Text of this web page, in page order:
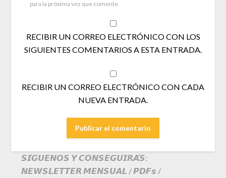
para la próxima vez que comente.
RECIBIR UN CORREO ELECTRÓNICO CON LOS
SIGUIENTES COMENTARIOS A ESTA ENTRADA.
RECIBIR UN CORREO ELECTRÓNICO CON CADA
NUEVA ENTRADA.
𝙎𝙄́𝙂𝙐𝙀𝙉𝙊𝙎 𝙔 𝘾𝙊𝙉𝙎𝙀𝙂𝙐𝙄𝙍𝘼́𝙎:
𝙉𝙀𝙒𝙎𝙇𝙀𝙏𝙏𝙀𝙍 𝙈𝙀𝙉𝙎𝙐𝘼𝙇 / 𝙋𝘿𝙁𝙨 /